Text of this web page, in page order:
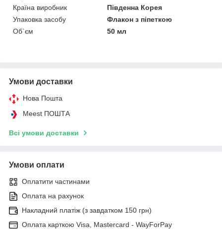
Країна виробник
Південна Корея
Упаковка засобу
Флакон з піпеткою
Об`єм
50 мл
Умови доставки
Нова Пошта
Meest ПОШТА
Всі умови доставки
Умови оплати
Оплатити частинами
Оплата на рахунок
Накладний платіж (з завдатком 150 грн)
Оплата карткою Visa, Mastercard - WayForPay